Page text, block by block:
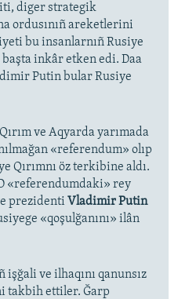
diger strategik
ordusınıñ areketlerini
bu insanlarnıñ Rusiye
başta inkâr etken edi. Daa
Putin bular Rusiye
ve Aqyarda yarımada
«referendum» olıp
Qırımnı öz terkibine aldı.
«referendumdaki» rey
prezidenti Vladimir Putin
«qoşulğanını» ilân
işğali ve ilhaqını qanunsız
takbih ettiler. Ğarp